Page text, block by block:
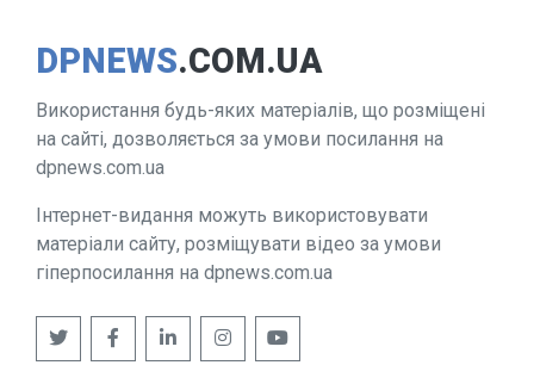
DPNEWS.COM.UA
Використання будь-яких матеріалів, що розміщені
на сайті, дозволяється за умови посилання на
dpnews.com.ua
Інтернет-видання можуть використовувати
матеріали сайту, розміщувати відео за умови
гіперпосилання на dpnews.com.ua